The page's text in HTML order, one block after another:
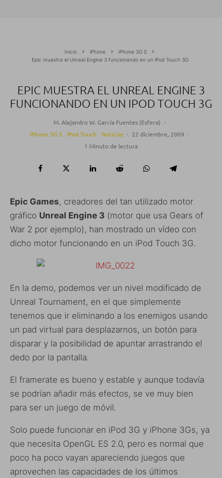
Inicio iPhone
iPhone 3G S
Epic muestra el Unreal Engine 3 funcionando en un iPod Touch 3G
EPIC MUESTRA EL UNREAL ENGINE 3
FUNCIONANDO EN UN IPOD TOUCH 3G
M. Alejandro W. García Fuentes (Esfera) ·
iPhone 3G S
iPod Touch Noticias · 22 diciembre, 2009 ·
1 Minuto de lectura
Epic Games, creadores del tan utilizado motor
gráfico Unreal Engine 3 (motor que usa Gears of
War 2 por ejemplo), han mostrado un vídeo con
dicho motor funcionando en un iPod Touch 3G.
En la demo, podemos ver un nivel modificado de
Unreal Tournament, en el que simplemente
tenemos que ir eliminando a los enemigos usando
un pad virtual para desplazarnos, un botón para
disparar y la posibilidad de apuntar arrastrando el
dedo por la pantalla.
El framerate es bueno y estable y aunque todavía
se podrían añadir más efectos, se ve muy bien
para ser un juego de móvil.
Solo puede funcionar en iPod 3G y iPhone 3Gs, ya
que necesita OpenGL ES 2.0, pero es normal que
poco ha poco vayan apareciendo juegos que
aprovechen las capacidades de los últimos